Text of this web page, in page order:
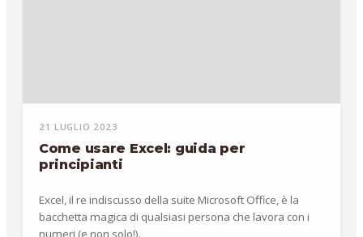
21 LUGLIO 2023
Come usare Excel: guida per
principianti
Excel, il re indiscusso della suite Microsoft Office, è la
bacchetta magica di qualsiasi persona che lavora con i
numeri (e non solo!).